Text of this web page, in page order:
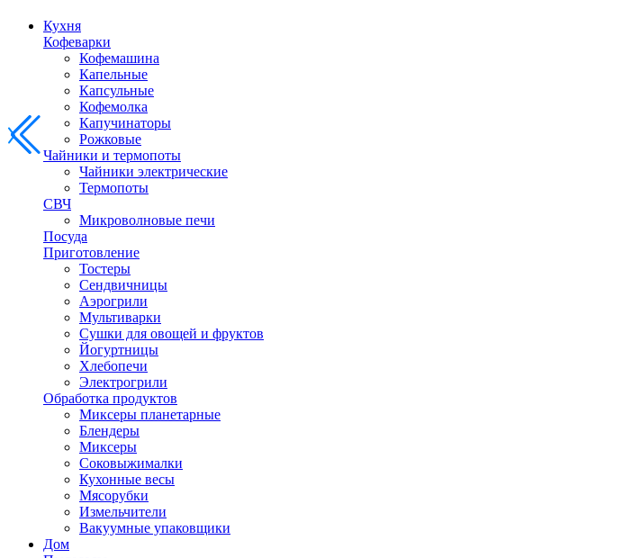
Кухня
Кофеварки
Кофемашина
Капельные
Капсульные
Кофемолка
Капучинаторы
Рожковые
Чайники и термопоты
Чайники электрические
Термопоты
СВЧ
Микроволновые печи
Посуда
Приготовление
Тостеры
Сендвичницы
Аэрогрили
Мультиварки
Сушки для овощей и фруктов
Йогуртницы
Хлебопечи
Электрогрили
Обработка продуктов
Миксеры планетарные
Блендеры
Миксеры
Соковыжималки
Кухонные весы
Мясорубки
Измельчители
Вакуумные упаковщики
Дом